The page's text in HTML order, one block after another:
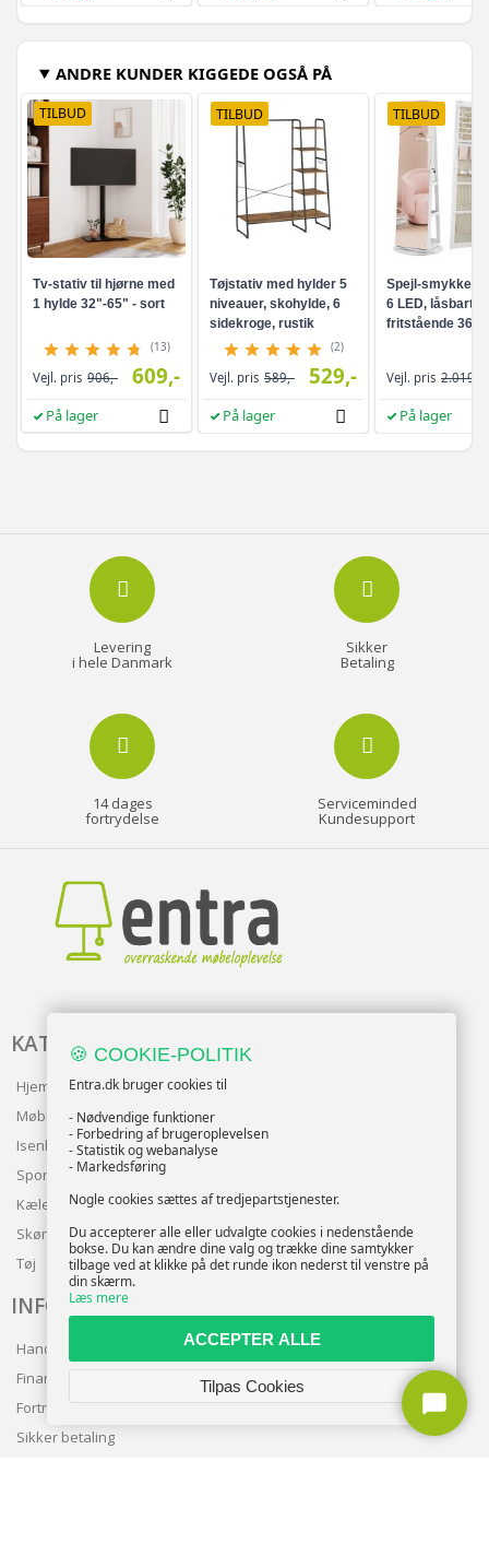
ANDRE KUNDER KIGGEDE OGSÅ PÅ
TILBUD
Tv-stativ til hjørne med
1 hylde 32"-65" - sort
(13)
Vejl. pris 906,- 609,-
På lager
TILBUD
Tøjstativ med hylder 5
niveauer, skohylde, 6
sidekroge, rustik
brun/sort
(2)
Vejl. pris 589,- 529,-
På lager
TILBUD
Spejl-
6 LED, låsbart -
fritstående 360°
helkropsspejl, 3
hvid/greige
Vejl. pris 2.019,-
På lager
Levering
i hele Danmark
Sikker
Betaling
14 dages
fortrydelse
Serviceminded
Kundesupport
KATALOG
Hjem & Have
Møbler
Isenkram
Sport
Kæledyr
Skønhed
Tøj
INFO
Handelsbetingelser
Finansering
Fortrolighedspolitik
Sikker betaling
🍪 COOKIE-POLITIK
Entra.dk bruger cookies til
- Nødvendige funktioner
- Forbedring af brugeroplevelsen
- Statistik og webanalyse
- Markedsføring
Nogle cookies sættes af tredjepartstjenester.
Du accepterer alle eller udvalgte cookies i nedenstående
bokse. Du kan ændre dine valg og trække dine samtykker
tilbage ved at klikke på det runde ikon nederst til venstre på
din skærm.
Læs mere
ACCEPTER ALLE
Tilpas Cookies